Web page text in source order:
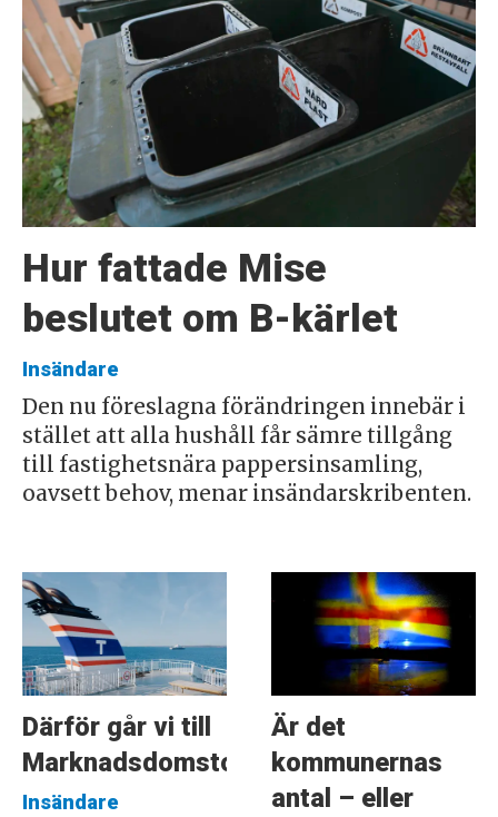
Hur fattade Mise
beslutet om B-kärlet
Insändare
Den nu föreslagna förändringen innebär i
stället att alla hushåll får sämre tillgång
till fastighetsnära pappersinsamling,
oavsett behov, menar insändarskribenten.
Därför går vi till
Marknadsdomstolen
Insändare
Är det
kommunernas
antal – eller